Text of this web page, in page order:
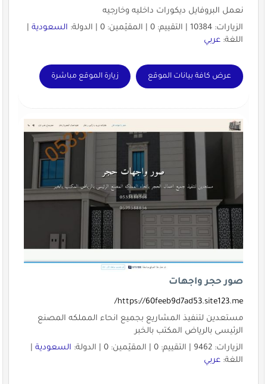
نعمل البروفايل ديكورات داخليه وخارجيه
الزيارات: 10384 | التقييم: 0 | المقيّمين: 0 | الدولة:
السعودية|
اللغة: عربي
عرض كافة بيانات الموقع زيارة الموقع مباشرة
صور حجر واجهات
https://60feeb9d7ad53.site123.me/
مستعدين لتنفيذ المشاريع بجميع انحاء المملكه المصنع
الرئيسى بالرياض المكتب بالخبر
الزيارات: 9462 | التقييم: 0 | المقيّمين: 0 | الدولة:
السعودية|
اللغة: عربي